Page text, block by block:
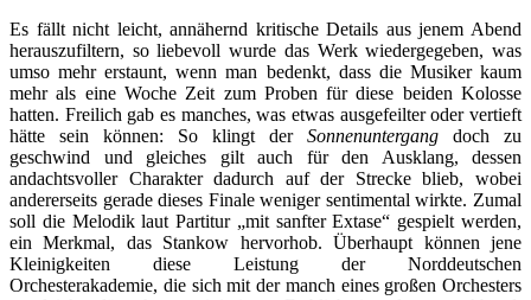
Es fällt nicht leicht, annähernd kritische Details aus jenem Abend
herauszufiltern, so liebevoll wurde das Werk wiedergegeben, was
umso mehr erstaunt, wenn man bedenkt, dass die Musiker kaum
mehr als eine Woche Zeit zum Proben für diese beiden Kolosse
hatten. Freilich gab es manches, was etwas ausgefeilter oder vertieft
hätte sein können: So klingt der Sonnenuntergang doch zu
geschwind und gleiches gilt auch für den Ausklang, dessen
andachtsvoller Charakter dadurch auf der Strecke blieb, wobei
andererseits gerade dieses Finale weniger sentimental wirkte. Zumal
soll die Melodik laut Partitur „mit sanfter Extase“ gespielt werden,
ein Merkmal, das Stankow hervorhob. Überhaupt können jene
Kleinigkeiten diese Leistung der Norddeutschen
Orchesterakademie, die sich mit der manch eines großen Orchesters